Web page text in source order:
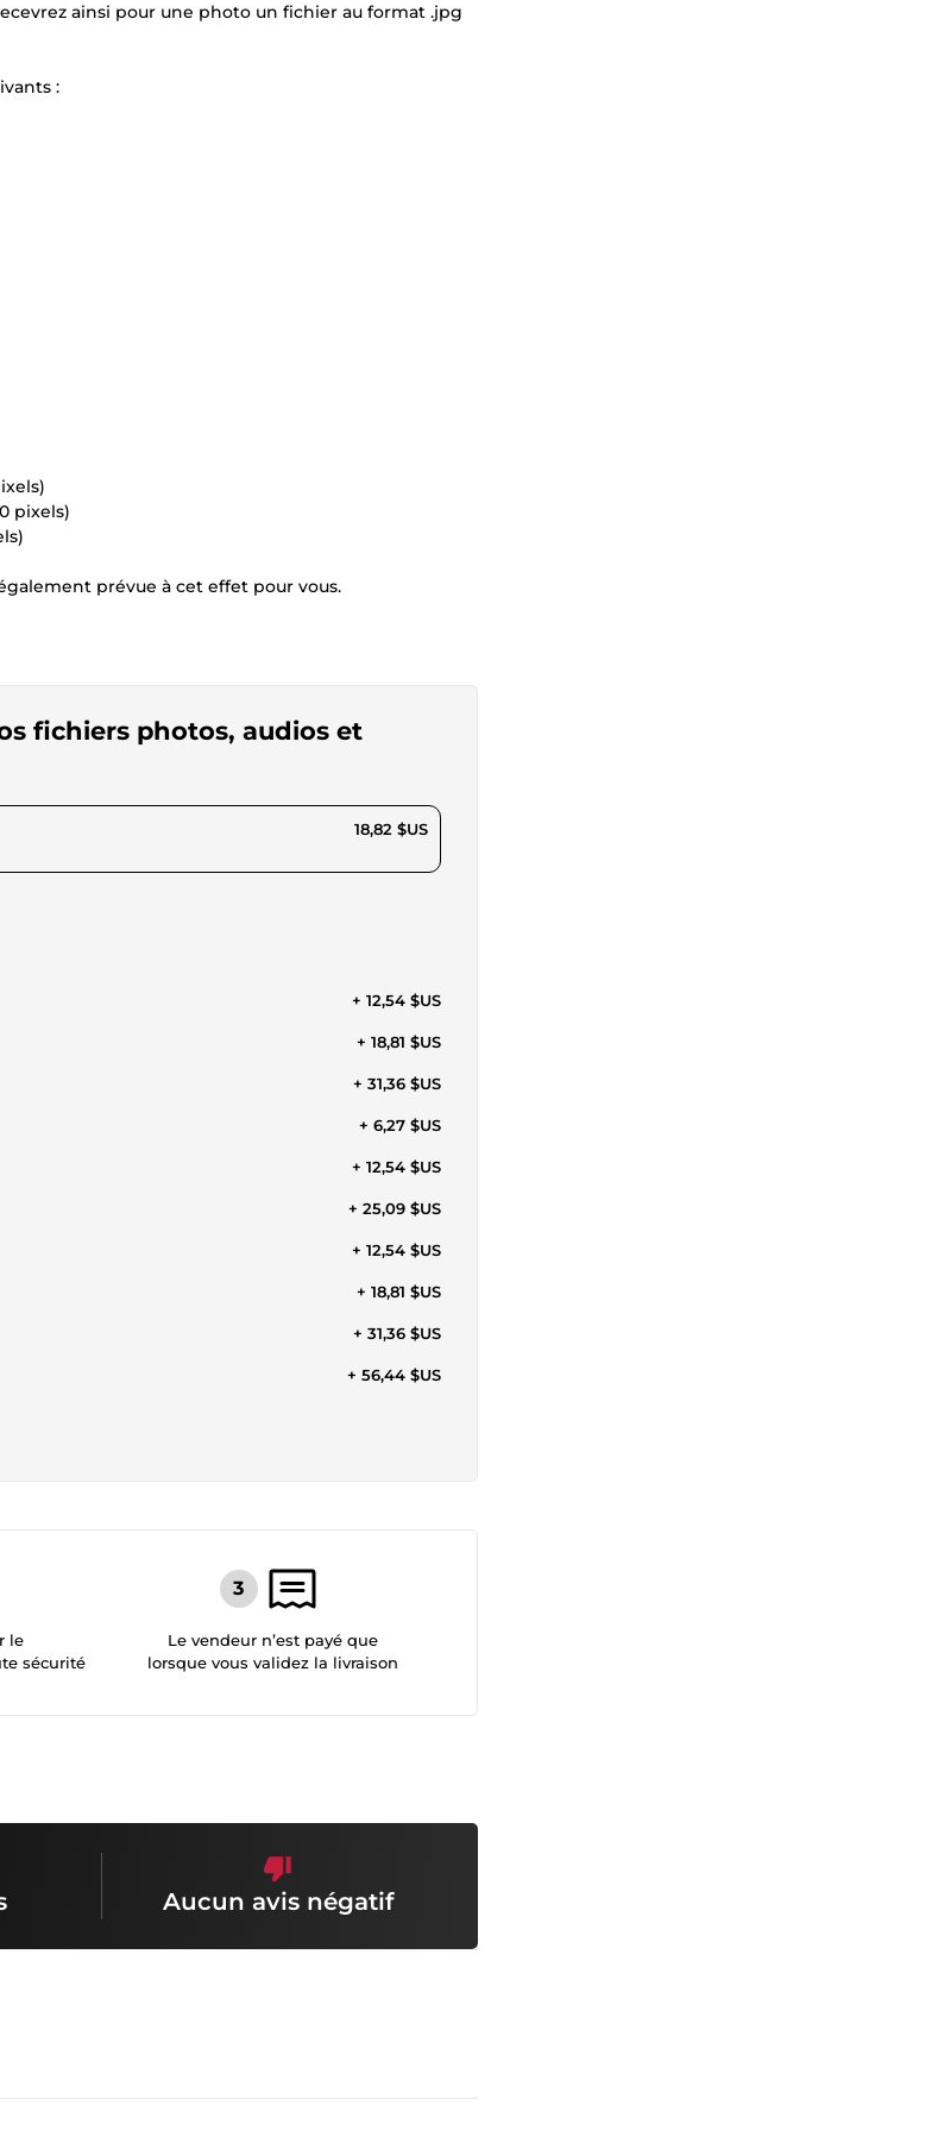
ainsi pour une photo un fichier au format .jpg
:
pixels)
prévue à cet effet pour vous.
fichiers photos, audios et
18,82 $US
+ 12,54 $US
+ 18,81 $US
+ 31,36 $US
+ 6,27 $US
+ 12,54 $US
+ 25,09 $US
+ 12,54 $US
+ 18,81 $US
+ 31,36 $US
+ 56,44 $US
le
sécurité
Le vendeur n’est payé que
lorsque vous validez la livraison
Aucun avis négatif